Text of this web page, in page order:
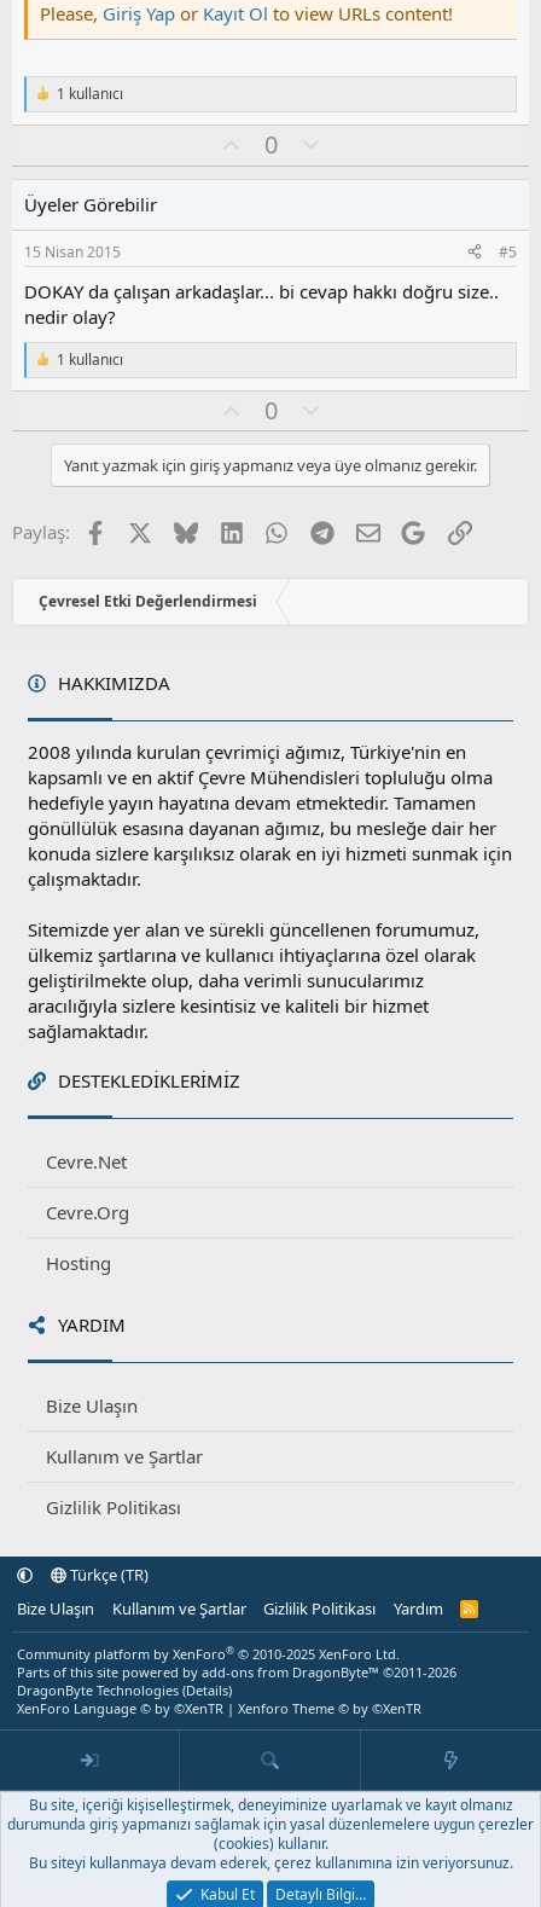
Please, Giriş Yap or Kayıt Ol to view URLs content!
T
e
i
l
e
r
:
1 kullanıcı
y
0
l
s
u
z
o
y
a
Üyeler Görebilir
15 Nisan 2015 #5
DOKAY da çalışan arkadaşlar... bi cevap hakkı doğru size..
nedir olay?
T
e
1 kullanıcı
y
l
a
0
l
u
m
u
z
o
l
Yanıt yazmak için giriş yapmanız veya üye olmanız gerekir.
Paylaş: Facebook BlueskyLinkedInWhatsApp
Telegram
E-postaGoogleLink
Çevresel Etki Değerlendirmesi
HAKKIMIZDA
2008 yılında kurulan çevrimiçi ağımız, Türkiye'nin en
kapsamlı ve en aktif Çevre Mühendisleri topluluğu olma
hedefiyle yayın hayatına devam etmektedir. Tamamen
gönüllülük esasına dayanan ağımız, bu mesleğe dair her
konuda sizlere karşılıksız olarak en iyi hizmeti sunmak için
çalışmaktadır.
Sitemizde yer alan ve sürekli güncellenen forumumuz,
ülkemiz şartlarına ve kullanıcı ihtiyaçlarına özel olarak
geliştirilmekte olup, daha verimli sunucularımız
aracılığıyla sizlere kesintisiz ve kaliteli bir hizmet
sağlamaktadır.
DESTEKLEDIKLERIMIZ
Cevre.Net
Cevre.Org
Hosting
YARDIM
Bize Ulaşın
Kullanım ve Şartlar
Gizlilik Politikası
Türkçe (TR)
Bize Ulaşın
Kullanım ve Şartlar Gizlilik Politikası Yardım
R
Community platform by XenForo® © 2010-2025 XenForo Ltd.
Parts of this site powered by add-ons from DragonByte™ ©2011-2026
DragonByte Technologies (Details)
XenForo Language © by ©XenTR | Xenforo Theme © by ©XenTR
Bu site, içeriği kişiselleştirmek, deneyiminize uyarlamak ve kayıt olmanız
durumunda giriş yapmanızı sağlamak için yasal düzenlemelere uygun çerezler
(cookies) kullanır.
Bu siteyi kullanmaya devam ederek, çerez kullanımına izin veriyorsunuz.
Kabul Et
Detaylı Bilgi…